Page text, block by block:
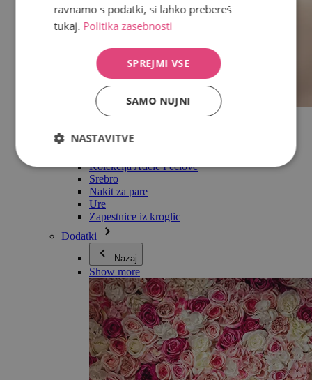
Vse v kategoriji Nakit
Zapestnice
Kolekcija Adéle Pečlové
Srebro
Nakit za pare
Ure
Zapestnice iz kroglic
Dodatki
Nazaj
Show more
ravnamo s podatki, si lahko prebereš
tukaj. Politika zasebnosti
SPREJMI VSE
SAMO NUJNI
NASTAVITVE